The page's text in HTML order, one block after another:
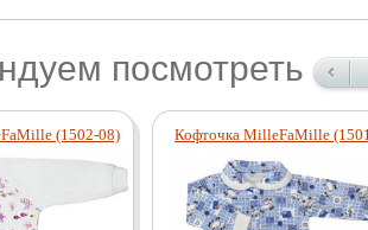
посмотреть
(1502-08) Кофточка MilleFaMille